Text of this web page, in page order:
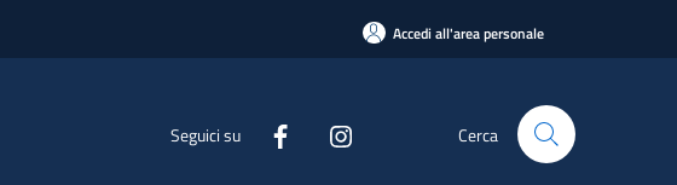
Accedi all'area personale
Seguici su Cerca